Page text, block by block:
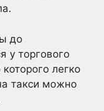
до
у торгового
легко
такси можно